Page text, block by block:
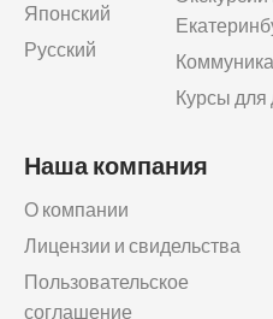
Японский
Русский
Курсы для
Наша компания
О компании
Лицензии и свидельства
Пользовательское
соглашение